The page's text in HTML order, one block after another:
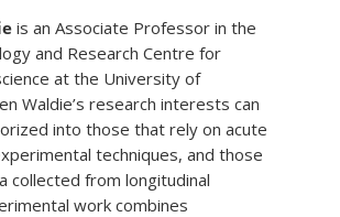
is an Associate Professor in the
and Research Centre for
at the University of
Waldie’s research interests can
into those that rely on acute
techniques, and those
collected from longitudinal
work combines